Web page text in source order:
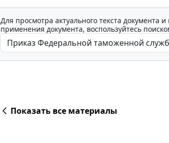
Для просмотра актуального текста
применения документа, воспользуйтесь
Показать все материалы